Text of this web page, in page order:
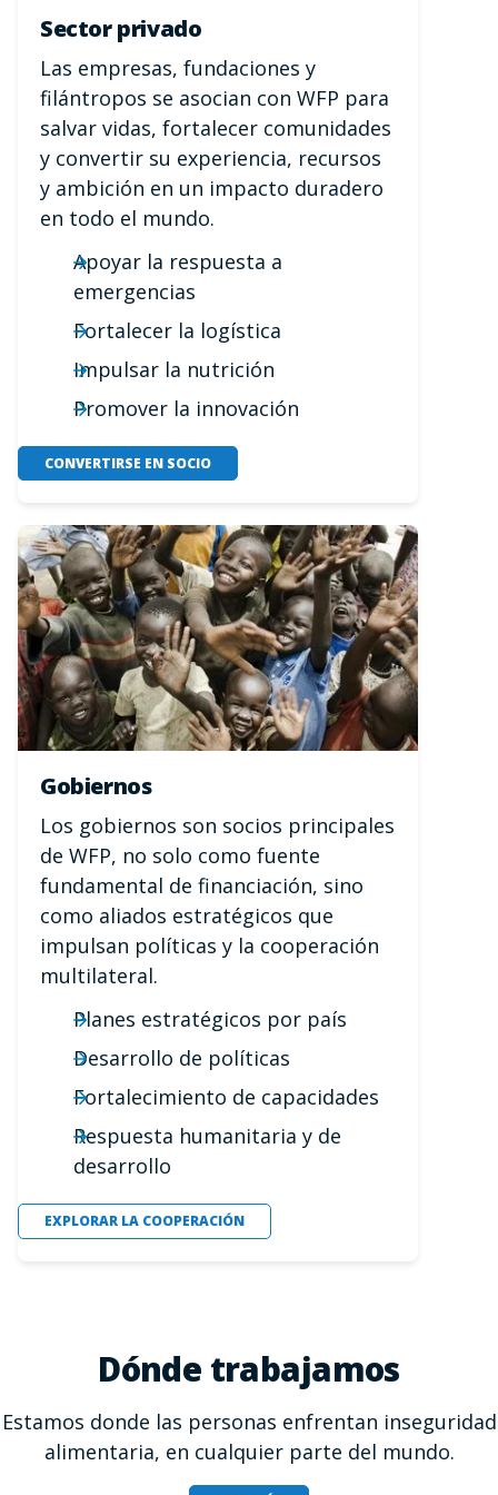
Sector privado
Las empresas, fundaciones y
filántropos se asocian con WFP para
salvar vidas, fortalecer comunidades
y convertir su experiencia, recursos
y ambición en un impacto duradero
en todo el mundo.
Apoyar la respuesta a
emergencias
Fortalecer la logística
Impulsar la nutrición
Promover la innovación
CONVERTIRSE EN SOCIO
Gobiernos
Los gobiernos son socios principales
de WFP, no solo como fuente
fundamental de financiación, sino
como aliados estratégicos que
impulsan políticas y la cooperación
multilateral.
Planes estratégicos por país
Desarrollo de políticas
Fortalecimiento de capacidades
Respuesta humanitaria y de
desarrollo
EXPLORAR LA COOPERACIÓN
Dónde trabajamos
Estamos donde las personas enfrentan inseguridad
alimentaria, en cualquier parte del mundo.